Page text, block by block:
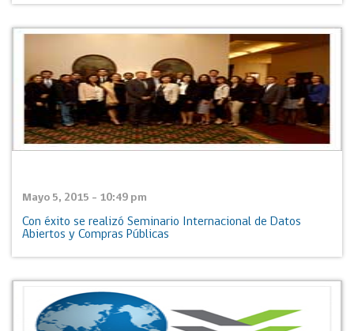
Mayo 5, 2015 - 10:49 pm
Con éxito se realizó Seminario Internacional de Datos
Abiertos y Compras Públicas